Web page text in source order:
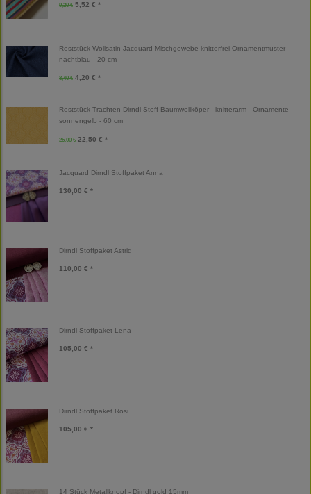
9,20 € 5,52 € *
Reststück Wollsatin Jacquard Mischgewebe knitterfrei Ornamentmuster -
nachtblau - 20 cm
8,40 € 4,20 € *
Reststück Trachten Dirndl Stoff Baumwollköper - knitterarm - Ornamente -
sonnengelb - 60 cm
25,00 € 22,50 € *
Jacquard Dirndl Stoffpaket Anna
130,00 € *
Dirndl Stoffpaket Astrid
110,00 € *
Dirndl Stoffpaket Lena
105,00 € *
Dirndl Stoffpaket Rosi
105,00 € *
14 Stück Metallknopf - Dirndl gold 15mm